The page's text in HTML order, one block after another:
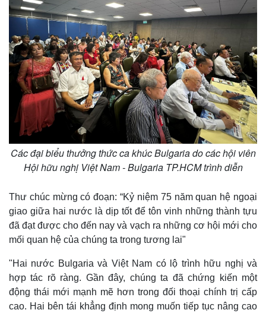
Các đại biểu thưởng thức ca khúc Bulgaria do các hội viên
Hội hữu nghị Việt Nam - Bulgaria TP.HCM trình diễn
Thư chúc mừng có đoạn: “Kỷ niệm 75 năm quan hệ ngoại
giao giữa hai nước là dịp tốt để tôn vinh những thành tựu
đã đạt được cho đến nay và vạch ra những cơ hội mới cho
mối quan hệ của chúng ta trong tương lai"
"Hai nước Bulgaria và Việt Nam có lộ trình hữu nghị và
hợp tác rõ ràng. Gần đây, chúng ta đã chứng kiến một
động thái mới mạnh mẽ hơn trong đối thoại chính trị cấp
cao. Hai bên tái khẳng định mong muốn tiếp tục nâng cao